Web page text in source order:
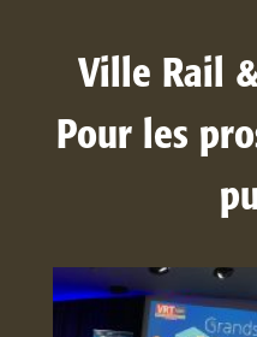
Ville Rail
Pour les